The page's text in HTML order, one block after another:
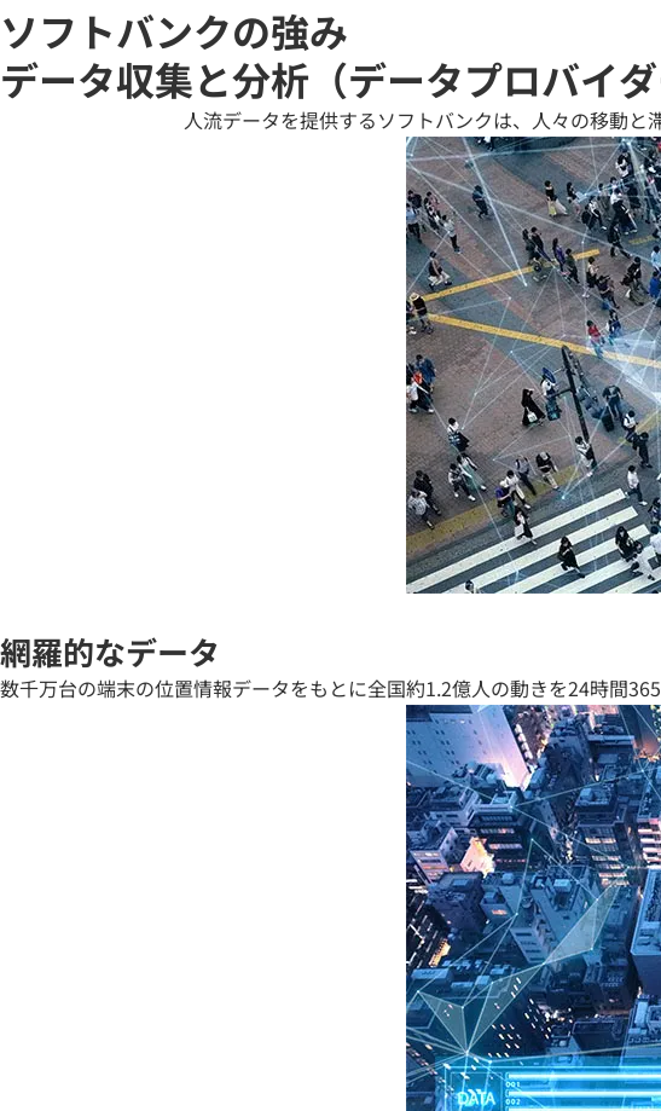
ソフトバンクの強み
データ収集と分析（データプロバイダ
人流データを提供するソフトバンクは、人々の移動と
網羅的なデータ
数千万台の端末の位置情報データをもとに全国約1.2億人の動きを24時間